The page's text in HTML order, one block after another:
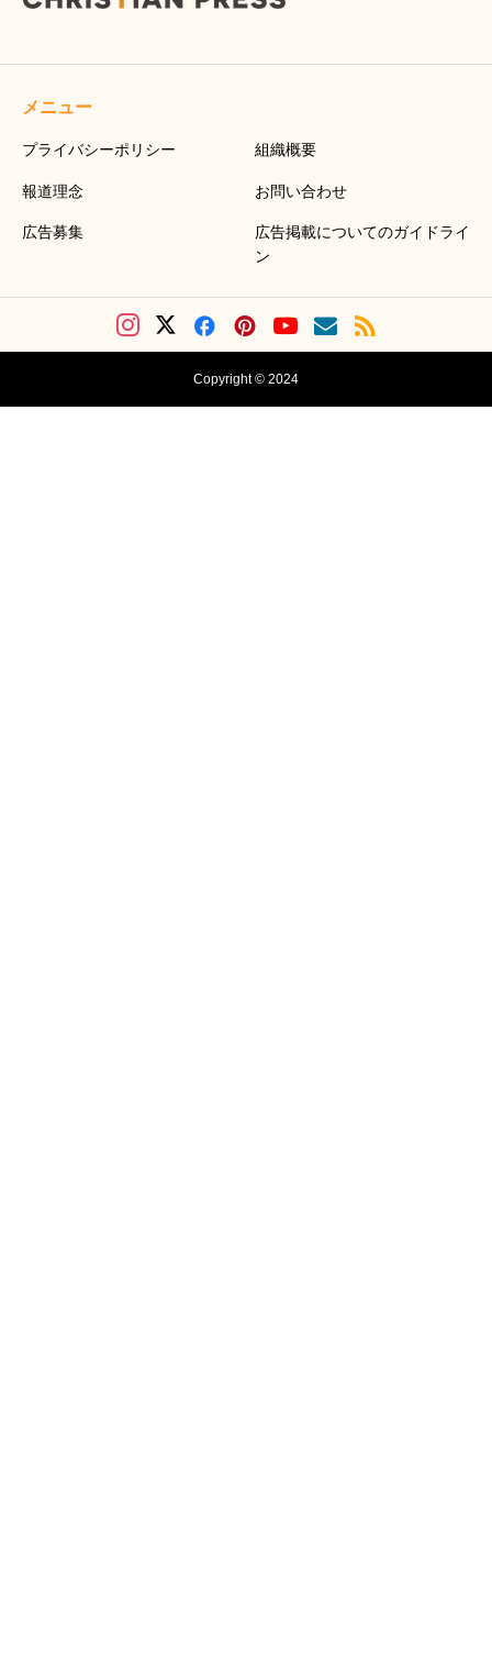
メニュー
プライバシーポリシー 組織概要
報道理念 お問い合わせ
広告募集
広告掲載についてのガイドライ
ン
Copyright © 2024